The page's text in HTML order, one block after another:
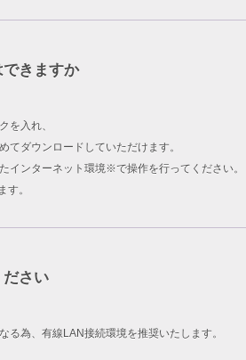
きますか
を入れ、
てダウンロードしていただけます。
インターネット環境※で操作を行ってください。
。
さい
る為、有線LAN接続環境を推奨いたします。